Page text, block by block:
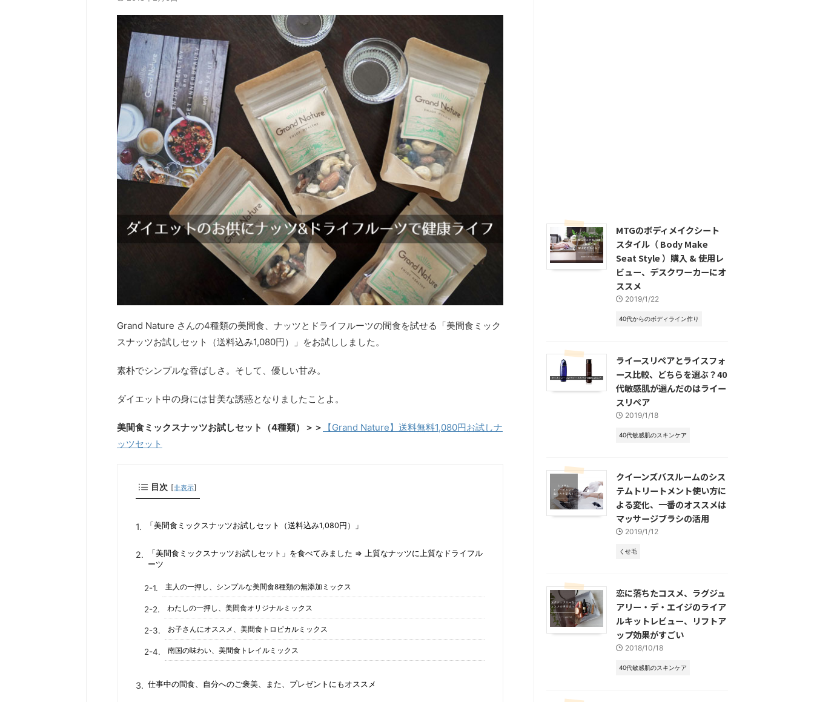
Grand Nature さんの4種類の美間食、ナッツとドライフルーツの間食を試せる「美間食ミック
スナッツお試しセット（送料込み1,080円）」をお試ししました。
素朴でシンプルな香ばしさ。そして、優しい甘み。
ダイエット中の身には甘美な誘惑となりましたことよ。
美間食ミックスナッツお試しセット（4種類）＞＞
【Grand Nature】送料無料1,080円お試しナ
ッツセット
目次 [非表示]
「美間食ミックスナッツお試しセット（送料込み1,080円）」
「美間食ミックスナッツお試しセット」を食べてみました ⇒ 上質なナッツに上質なドライフル
ーツ
主人の一押し、シンプルな美間食8種類の無添加ミックス
わたしの一押し、美間食オリジナルミックス
お子さんにオススメ、美間食トロピカルミックス
南国の味わい、美間食トレイルミックス
仕事中の間食、自分へのご褒美、また、プレゼントにもオススメ
MTGのボディメイクシート
スタイル（ Body Make
Seat Style ）購入 & 使用レ
ビュー、デスクワーカーにオ
ススメ
2019/1/22
40代からのボディライン作り
ライースリペアとライスフォ
ース比較、どちらを選ぶ？40
代敏感肌が選んだのはライー
スリペア
2019/1/18
40代敏感肌のスキンケア
クイーンズバスルームのシス
テムトリートメント使い方に
よる変化、一番のオススメは
マッサージブラシの活用
2019/1/12
くせ毛
恋に落ちたコスメ、ラグジュ
アリー・デ・エイジのライア
ルキットレビュー、リフトア
ップ効果がすごい
2018/10/18
40代敏感肌のスキンケア